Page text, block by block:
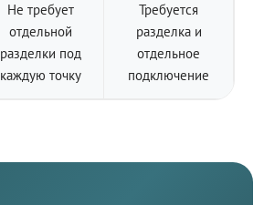
Не требует
отдельной
разделки под
каждую точку
Требуется
разделка и
отдельное
подключение